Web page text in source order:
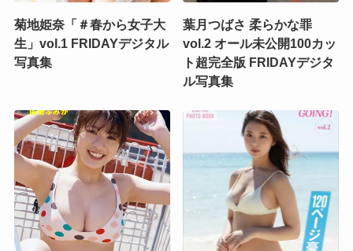
菊地姫奈「＃春から女子大
生」vol.1 FRIDAYデジタル
写真集
葉月つばさ 柔らかな罪
vol.2 オール未公開100カッ
ト超完全版 FRIDAYデジタ
ル写真集